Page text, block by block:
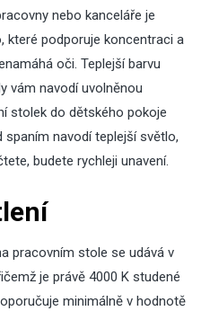
nebo kanceláře je
které podporuje koncentraci a
oči. Teplejší barvu
vám navodí uvolněnou
stolek do dětského pokoje
navodí teplejší světlo,
budete rychleji unavení.
pracovním stole se udává v
je právě 4000 K studené
minimálně v hodnotě